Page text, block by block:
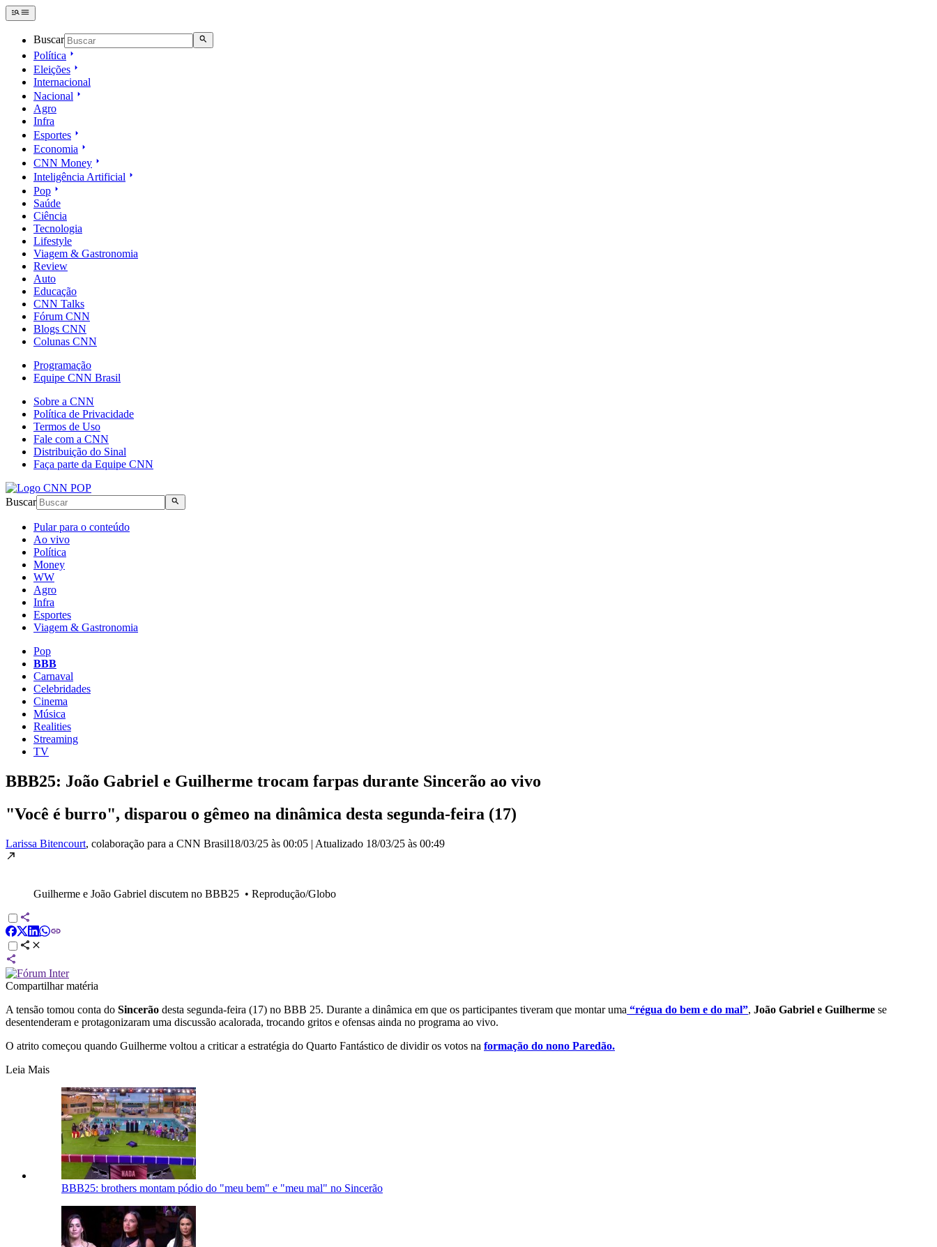
Buscar
Política
Eleições
Internacional
Nacional
Agro
Infra
Esportes
Economia
CNN Money
Inteligência Artificial
Pop
Saúde
Ciência
Tecnologia
Lifestyle
Viagem & Gastronomia
Review
Auto
Educação
CNN Talks
Fórum CNN
Blogs CNN
Colunas CNN
Programação
Equipe CNN Brasil
Sobre a CNN
Política de Privacidade
Termos de Uso
Fale com a CNN
Distribuição do Sinal
Faça parte da Equipe CNN
Buscar
Pular para o conteúdo
Ao vivo
Política
Money
WW
Agro
Infra
Esportes
Viagem & Gastronomia
Pop
BBB
Carnaval
Celebridades
Cinema
Música
Realities
Streaming
TV
BBB25: João Gabriel e Guilherme trocam farpas durante Sincerão ao vivo
"Você é burro", disparou o gêmeo na dinâmica desta segunda-feira (17)
Larissa Bitencourt, colaboração para a CNN Brasil18/03/25 às 00:05 | Atualizado 18/03/25 às 00:49
Guilherme e João Gabriel discutem no BBB25 • Reprodução/Globo
Compartilhar matéria
A tensão tomou conta do Sincerão desta segunda-feira (17) no BBB 25. Durante a dinâmica em que os participantes tiveram que montar uma “régua do bem e do mal”, João Gabriel e Guilherme se
desentenderam e protagonizaram uma discussão acalorada, trocando gritos e ofensas ainda no programa ao vivo.
O atrito começou quando Guilherme voltou a criticar a estratégia do Quarto Fantástico de dividir os votos na formação do nono Paredão.
Leia Mais
BBB25: brothers montam pódio do "meu bem" e "meu mal" no Sincerão